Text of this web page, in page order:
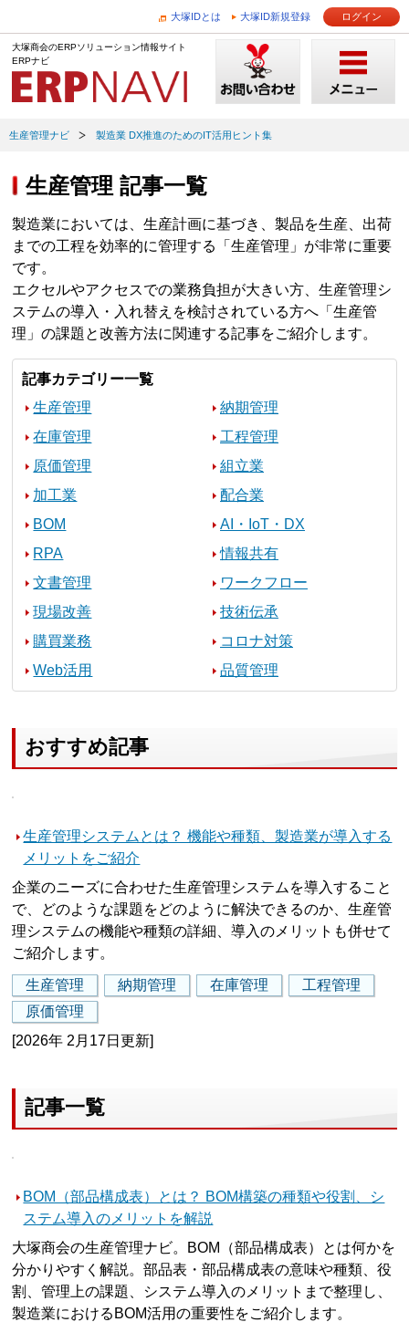
大塚IDとは 大塚ID新規登録 ログイン
大塚商会のERPソリューション情報サイト
ERPナビ
生産管理ナビ 製造業 DX推進のためのIT活用ヒント集
生産管理 記事一覧
製造業においては、生産計画に基づき、製品を生産、出荷
までの工程を効率的に管理する「生産管理」が非常に重要
です。
エクセルやアクセスでの業務負担が大きい方、生産管理シ
ステムの導入・入れ替えを検討されている方へ「生産管
理」の課題と改善方法に関連する記事をご紹介します。
記事カテゴリー一覧
生産管理
納期管理
在庫管理
工程管理
原価管理
組立業
加工業
配合業
BOM
AI・IoT・DX
RPA
情報共有
文書管理
ワークフロー
現場改善
技術伝承
購買業務
コロナ対策
Web活用
品質管理
おすすめ記事
生産管理システムとは？ 機能や種類、製造業が導入する
メリットをご紹介
企業のニーズに合わせた生産管理システムを導入すること
で、どのような課題をどのように解決できるのか、生産管
理システムの機能や種類の詳細、導入のメリットも併せて
ご紹介します。
生産管理 納期管理 在庫管理
工程管理
原価管理
[2026年 2月17日更新]
記事一覧
BOM（部品構成表）とは？ BOM構築の種類や役割、シ
ステム導入のメリットを解説
大塚商会の生産管理ナビ。BOM（部品構成表）とは何かを
分かりやすく解説。部品表・部品構成表の意味や種類、役
割、管理上の課題、システム導入のメリットまで整理し、
製造業におけるBOM活用の重要性をご紹介します。